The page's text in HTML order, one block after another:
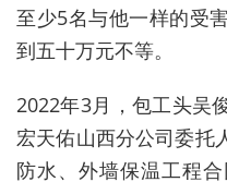
至少5名与他一样的受
到五十万元不等。
2022年3月，包工头吴
宏天佑山西分公司委托
防水、外墙保温工程